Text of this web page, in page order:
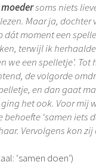
soms niets
Maar ja, dochter
moment een
terwijl ik
we een spelletje’.
de volgorde
en dan gaat
ging het ook. Voor mij
‘samen iets
Vervolgens kon
‘samen doen’)